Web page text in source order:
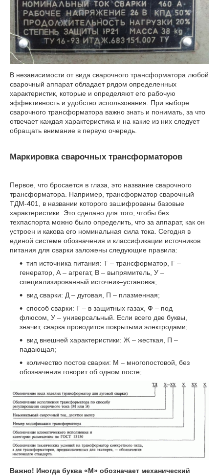
В независимости от вида сварочного трансформатора любой
сварочный аппарат обладает рядом определенных
характеристик, которые и определяют его рабочую
эффективность и удобство использования. При выборе
сварочного трансформатора важно знать и понимать, за что
отвечает каждая характеристика и на какие из них следует
обращать внимание в первую очередь.
Маркировка сварочных трансформаторов
Первое, что бросается в глаза, это название сварочного
трансформатора. Например, трансформатор сварочный
ТДМ-401, в названии которого зашифрованы базовые
характеристики. Это сделано для того, чтобы без
техпаспорта можно было определить, что за аппарат, как он
устроен и какова его номинальная сила тока. Сегодня в
единой системе обозначения и классификации источников
питания для сварки заложены следующие правила:
тип источника питания: Т – трансформатор, Г –
генератор, А – агрегат, В – выпрямитель, У –
специализированный источник–установка;
вид сварки: Д – дуговая, П – плазменная;
способ сварки: Г – в защитных газах, Ф – под
флюсом, У – универсальный. Если всего две буквы,
значит, сварка проводится покрытыми электродами;
вид внешней характеристики: Ж – жесткая, П –
падающая;
количество постов сварки: М – многопостовой, без
обозначения говорит об одном посте;
Важно! Иногда буква «М» обозначает механический